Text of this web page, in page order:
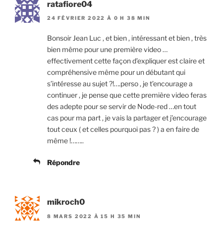
ratafiore04
24 FÉVRIER 2022 À 0 H 38 MIN
Bonsoir Jean Luc , et bien , intéressant et bien , très
bien même pour une première video …
effectivement cette façon d’expliquer est claire et
compréhensive même pour un débutant qui
s’intéresse au sujet ?!….perso , je t’encourage a
continuer , je pense que cette première video feras
des adepte pour se servir de Node-red …en tout
cas pour ma part , je vais la partager et j’encourage
tout ceux ( et celles pourquoi pas ? ) a en faire de
même !……..
Répondre
mikroch0
8 MARS 2022 À 15 H 35 MIN